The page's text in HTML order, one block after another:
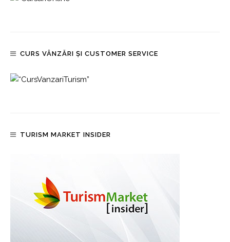
CURS VÂNZĂRI ȘI CUSTOMER SERVICE
TURISM MARKET INSIDER